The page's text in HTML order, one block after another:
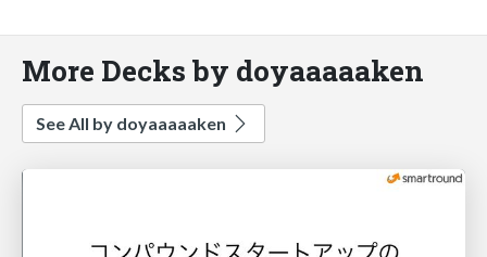
More Decks by doyaaaaaken
See All by doyaaaaaken